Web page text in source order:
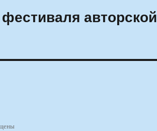
авторской